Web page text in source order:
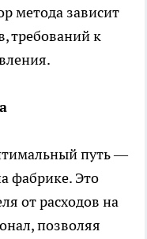
метода зависит
требований к
путь —
фабрике. Это
от расходов на
позволяя